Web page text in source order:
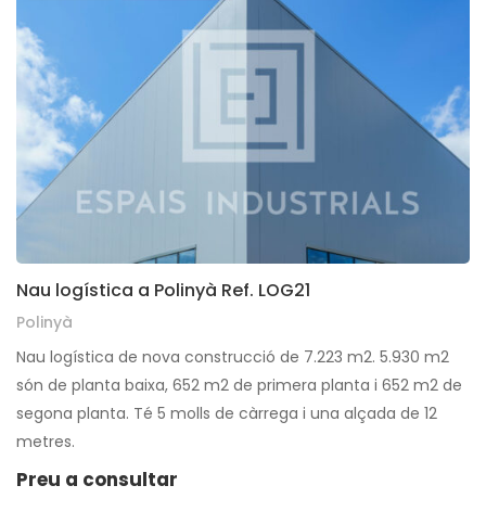
Nau logística a Polinyà Ref. LOG21
Polinyà
Nau logística de nova construcció de 7.223 m2. 5.930 m2
són de planta baixa, 652 m2 de primera planta i 652 m2 de
segona planta. Té 5 molls de càrrega i una alçada de 12
metres.
Preu a consultar